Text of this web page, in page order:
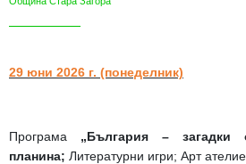
29 юни 2026 г. (понеделник)
Програма „България – загадки
планина; Литературни игри; Арт